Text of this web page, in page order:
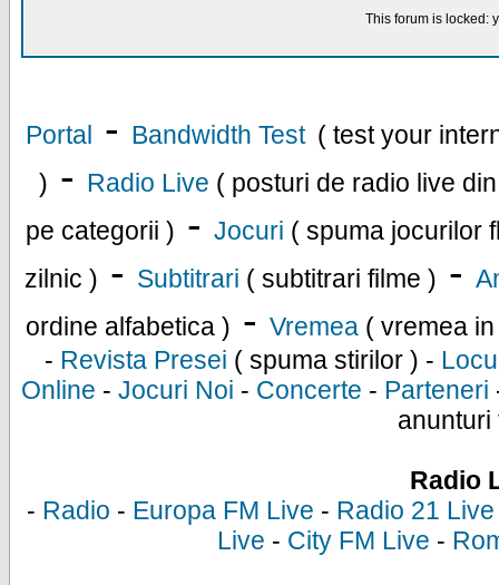
This forum is locked:
Portal - Bandwidth Test ( test your
) - Radio Live ( posturi de radio live
pe categorii ) - Jocuri ( spuma jocurilor
zilnic ) - Subtitrari ( subtitrari filme ) -
ordine alfabetica ) - Vremea ( vremea
- Revista Presei ( spuma stirilor ) -
Online - Jocuri Noi - Concerte - Parteneri
anunturi
Radio
- Radio - Europa FM Live - Radio 21 Live
Live - City FM Live -